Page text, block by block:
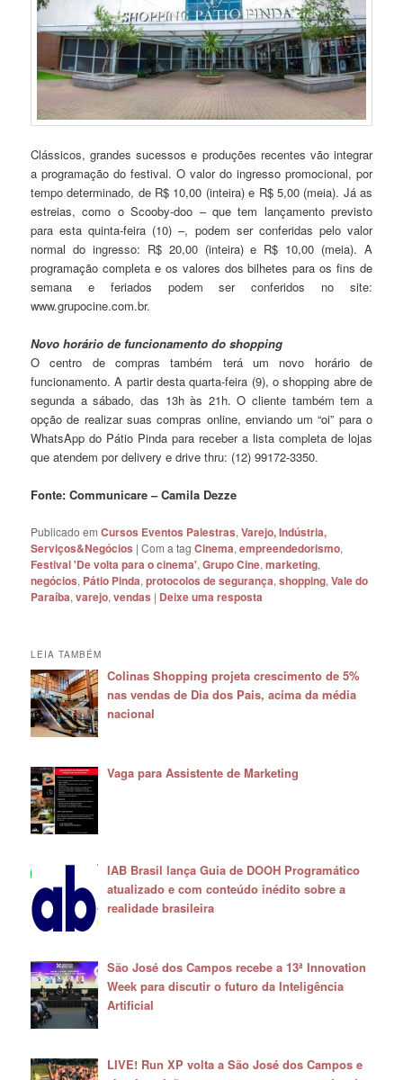
Clássicos, grandes sucessos e produções recentes vão integrar
a programação do festival. O valor do ingresso promocional, por
tempo determinado, de R$ 10,00 (inteira) e R$ 5,00 (meia). Já as
estreias, como o Scooby-doo – que tem lançamento previsto
para esta quinta-feira (10) –, podem ser conferidas pelo valor
normal do ingresso: R$ 20,00 (inteira) e R$ 10,00 (meia). A
programação completa e os valores dos bilhetes para os fins de
semana e feriados podem ser conferidos no site:
www.grupocine.com.br.
Novo horário de funcionamento do shopping
O centro de compras também terá um novo horário de
funcionamento. A partir desta quarta-feira (9), o shopping abre de
segunda a sábado, das 13h às 21h. O cliente também tem a
opção de realizar suas compras online, enviando um “oi” para o
WhatsApp do Pátio Pinda para receber a lista completa de lojas
que atendem por delivery e drive thru: (12) 99172-3350.
Fonte: Communicare – Camila Dezze
Publicado em Cursos Eventos Palestras,Varejo, Indústria,
Serviços&Negócios |Com a tagCinema,empreendedorismo,
Festival 'De volta para o cinema',Grupo Cine,marketing,
negócios, Pátio Pinda,protocolos de segurança,shopping,Vale do
Paraíba,varejo,vendas | Deixe uma resposta
LEIA TAMBÉM
Colinas Shopping projeta crescimento de 5%
nas vendas de Dia dos Pais, acima da média
nacional
Vaga para Assistente de Marketing
IAB Brasil lança Guia de DOOH Programático
atualizado e com conteúdo inédito sobre a
realidade brasileira
São José dos Campos recebe a 13ª Innovation
Week para discutir o futuro da Inteligência
Artificial
LIVE! Run XP volta a São José dos Campos e